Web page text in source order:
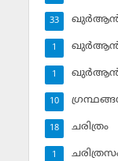
33
1
1
10
ചരിത്രം
18
1